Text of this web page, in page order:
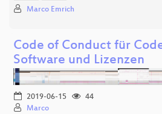
Marco Emrich
Code of Conduct für
Software und Lizenzen
2019-06-15
44
Marco